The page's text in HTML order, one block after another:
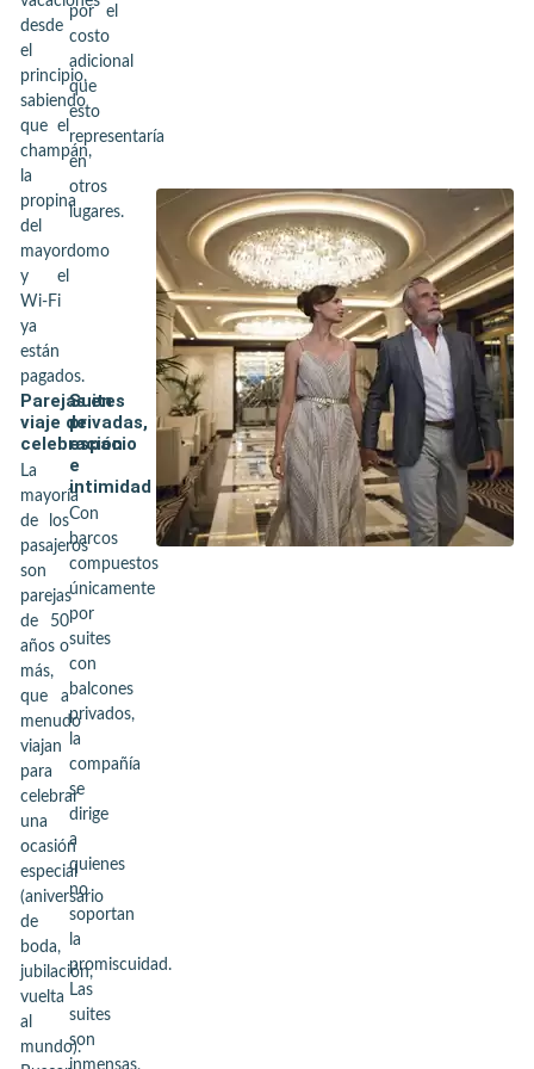
desde
el
principio,
sabiendo
que el
champán,
la
propina
del
mayordomo
y el
Wi-Fi
ya
están
pagados.
por el
costo
adicional
que
esto
representaría
en
otros
lugares.
Parejas en
viaje de
celebración
La
mayoría
de los
pasajeros
son
parejas
de 50
años o
más,
que a
menudo
viajan
para
celebrar
una
ocasión
especial
(aniversario
de
boda,
jubilación,
vuelta
al
mundo).
Suites
privadas,
espacio
e
intimidad
Con
barcos
compuestos
únicamente
por
suites
con
balcones
privados,
la
compañía
se
dirige
a
quienes
no
soportan
la
promiscuidad.
Las
suites
son